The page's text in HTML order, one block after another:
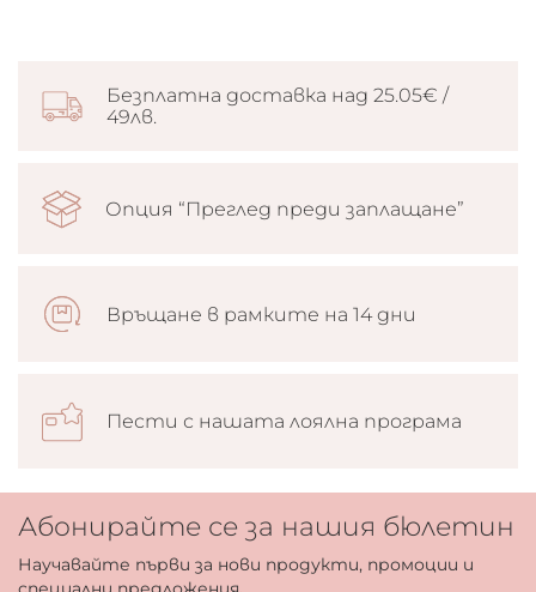
Безплатна доставка над 25.05€ /
49лв.
Опция “Преглед преди заплащане”
Връщане в рамките на 14 дни
Пести с нашата лоялна програма
Абонирайте се за нашия бюлетин
Научавайте първи за нови продукти, промоции и